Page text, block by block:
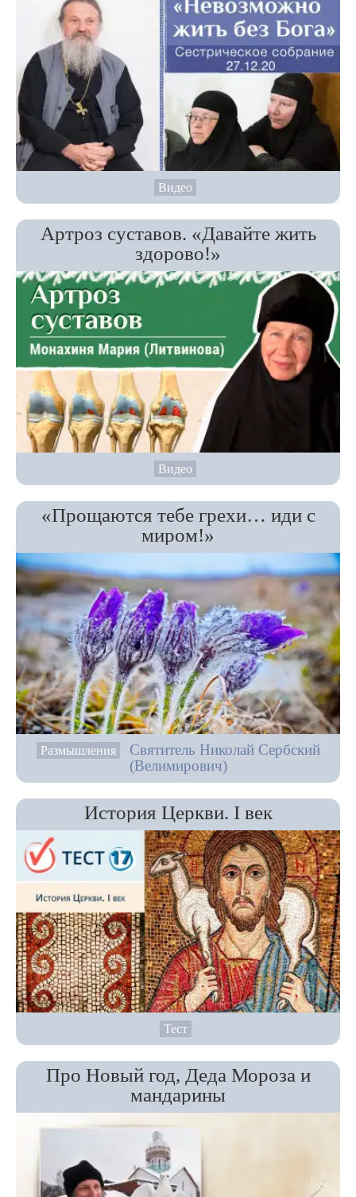
Видео
Артроз суставов. «Давайте жить
здорово!»
Видео
«Прощаются тебе грехи… иди с
миром!»
Размышления
Святитель Николай Сербский
(Велимирович)
История Церкви. I век
Тест
Про Новый год, Деда Мороза и
мандарины